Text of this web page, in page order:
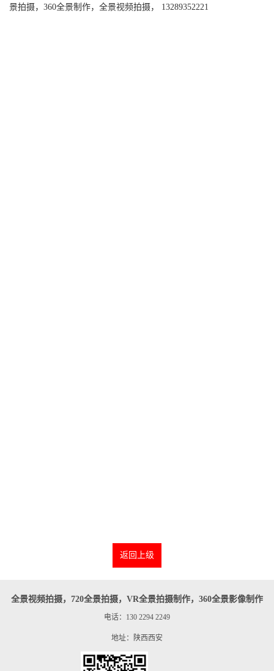
景拍摄，360全景制作，全景视频拍摄， 13289352221
返回上级
全景视频拍摄，720全景拍摄，VR全景拍摄制作，360全景影像制作
电话：130 2294 2249
地址：陕西西安